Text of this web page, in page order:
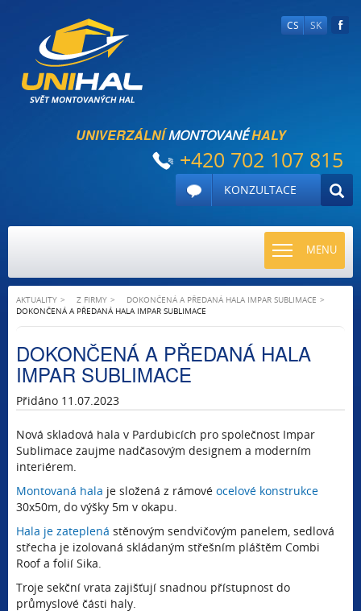
CS SK
UNIVERZÁLNÍMONTOVANÉHALY
+420 702 107 815
KONZULTACE
MENU
TOGGLE
AKTUALITY Z FIRMY
DOKONČENÁ A PŘEDANÁ HALA IMPAR SUBLIMACE
DOKONČENÁ A PŘEDANÁ HALA IMPAR SUBLIMACE
DOKONČENÁ A PŘEDANÁ HALA
IMPAR SUBLIMACE
Přidáno 11.07.2023
Nová skladová hala v Pardubicích pro společnost Impar
Sublimace zaujme nadčasovým designem a moderním
interiérem.
Montovaná hala je složená z rámové ocelové konstrukce
30x50m, do výšky 5m v okapu.
Hala je zateplená stěnovým sendvičovým panelem, sedlová
střecha je izolovaná skládaným střešním pláštěm Combi
Roof a folií Sika.
Troje sekční vrata zajišťují snadnou přístupnost do
průmyslové části haly.